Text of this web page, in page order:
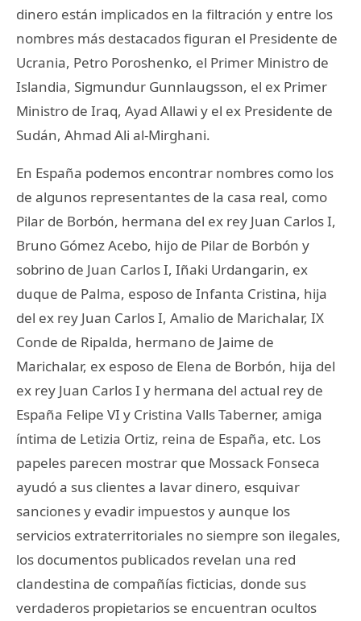
dinero están implicados en la filtración y entre los
nombres más destacados figuran el Presidente de
Ucrania, Petro Poroshenko, el Primer Ministro de
Islandia, Sigmundur Gunnlaugsson, el ex Primer
Ministro de Iraq, Ayad Allawi y el ex Presidente de
Sudán, Ahmad Ali al-Mirghani.
En España podemos encontrar nombres como los
de algunos representantes de la casa real, como
Pilar de Borbón, hermana del ex rey Juan Carlos I,
Bruno Gómez Acebo, hijo de Pilar de Borbón y
sobrino de Juan Carlos I, Iñaki Urdangarin, ex
duque de Palma, esposo de Infanta Cristina, hija
del ex rey Juan Carlos I, Amalio de Marichalar, IX
Conde de Ripalda, hermano de Jaime de
Marichalar, ex esposo de Elena de Borbón, hija del
ex rey Juan Carlos I y hermana del actual rey de
España Felipe VI y Cristina Valls Taberner, amiga
íntima de Letizia Ortiz, reina de España, etc. Los
papeles parecen mostrar que Mossack Fonseca
ayudó a sus clientes a lavar dinero, esquivar
sanciones y evadir impuestos y aunque los
servicios extraterritoriales no siempre son ilegales,
los documentos publicados revelan una red
clandestina de compañías ficticias, donde sus
verdaderos propietarios se encuentran ocultos